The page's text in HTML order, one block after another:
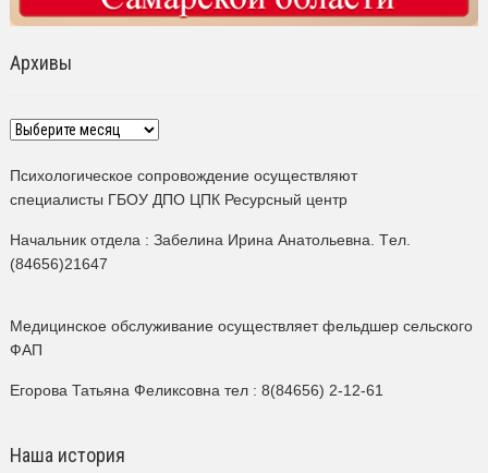
Архивы
Архивы
Психологическое сопровождение осуществляют
специалисты ГБОУ ДПО ЦПК Ресурсный центр
Начальник отдела : Забелина Ирина Анатольевна. Tел.
(84656)21647
Медицинское обслуживание осуществляет фельдшер сельского
ФАП
Егорова Татьяна Феликсовна тел : 8(84656) 2-12-61
Наша история